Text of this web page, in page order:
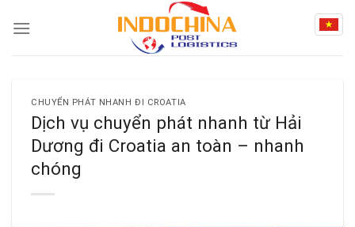
CHUYỂN PHÁT NHANH ĐI CROATIA
Dịch vụ chuyển phát nhanh từ Hải
Dương đi Croatia an toàn – nhanh
chóng